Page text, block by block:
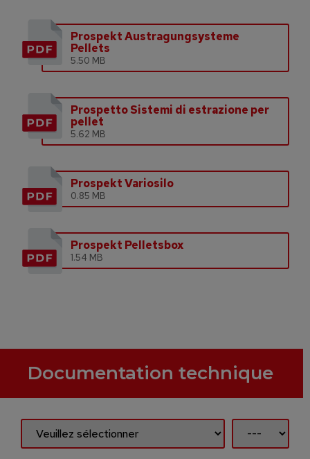
Prospekt Austragungsysteme
Pellets
5.50 MB
Prospetto Sistemi di estrazione per
pellet
5.62 MB
Prospekt Variosilo
0.85 MB
Prospekt Pelletsbox
1.54 MB
Documentation technique